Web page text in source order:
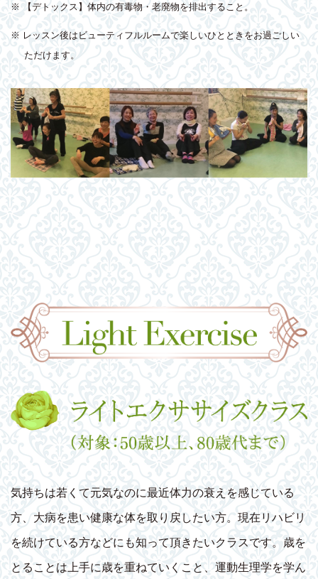
※ 【デトックス】体内の有毒物・老廃物を排出すること。
※ レッスン後はビューティフルルームで楽しいひとときをお過ごしい
ただけます。
気持ちは若くて元気なのに最近体力の衰えを感じている
方、大病を患い健康な体を取り戻したい方。現在リハビリ
を続けている方などにも知って頂きたいクラスです。歳を
とることは上手に歳を重ねていくこと、運動生理学を学ん